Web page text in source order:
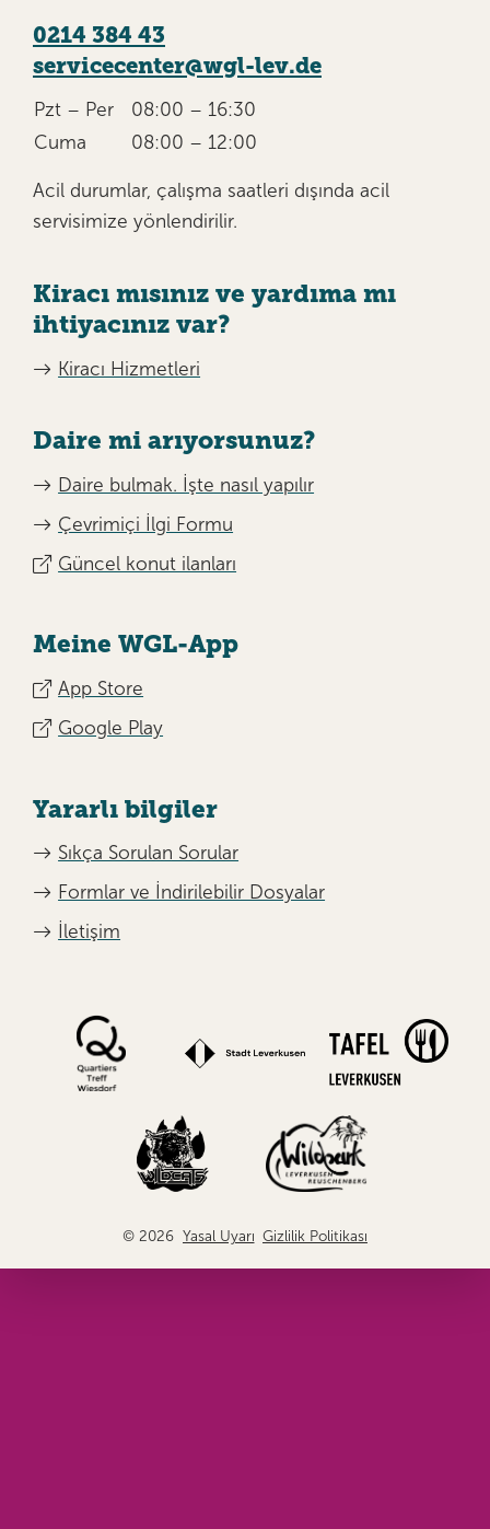
0214 384 43
servicecenter@wgl-lev.de
Pzt – Per
08:00 – 16:30
Cuma
08:00 – 12:00
Acil durumlar, çalışma saatleri dışında acil
servisimize yönlendirilir.
Kiracı mısınız ve yardıma mı
ihtiyacınız var?
Kiracı Hizmetleri
Daire mi arıyorsunuz?
Daire bulmak. İşte nasıl yapılır
Çevrimiçi İlgi Formu
Güncel konut ilanları
Meine WGL-App
App Store
Google Play
Yararlı bilgiler
Sıkça Sorulan Sorular
Formlar ve İndirilebilir Dosyalar
İletişim
© 2026 Yasal Uyarı Gizlilik Politikası